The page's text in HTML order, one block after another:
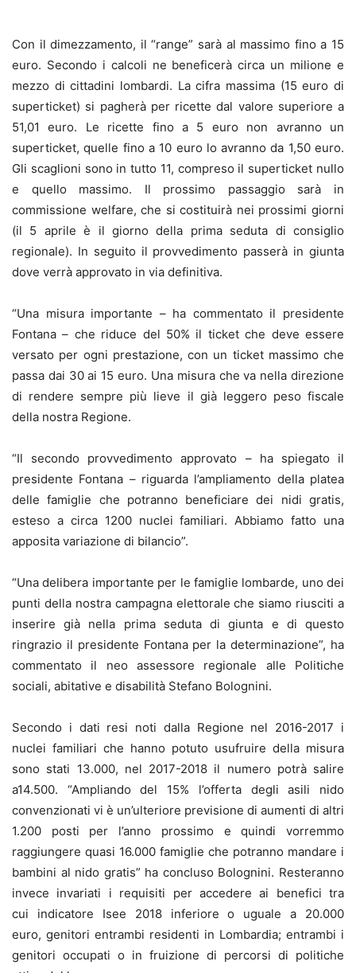
Con il dimezzamento, il “range” sarà al massimo fino a 15
euro. Secondo i calcoli ne beneficerà circa un milione e
mezzo di cittadini lombardi. La cifra massima (15 euro di
superticket) si pagherà per ricette dal valore superiore a
51,01 euro. Le ricette fino a 5 euro non avranno un
superticket, quelle fino a 10 euro lo avranno da 1,50 euro.
Gli scaglioni sono in tutto 11, compreso il superticket nullo
e quello massimo. Il prossimo passaggio sarà in
commissione welfare, che si costituirà nei prossimi giorni
(il 5 aprile è il giorno della prima seduta di consiglio
regionale). In seguito il provvedimento passerà in giunta
dove verrà approvato in via definitiva.
“Una misura importante – ha commentato il presidente
Fontana – che riduce del 50% il ticket che deve essere
versato per ogni prestazione, con un ticket massimo che
passa dai 30 ai 15 euro. Una misura che va nella direzione
di rendere sempre più lieve il già leggero peso fiscale
della nostra Regione.
“Il secondo provvedimento approvato – ha spiegato il
presidente Fontana – riguarda l’ampliamento della platea
delle famiglie che potranno beneficiare dei nidi gratis,
esteso a circa 1200 nuclei familiari. Abbiamo fatto una
apposita variazione di bilancio”.
“Una delibera importante per le famiglie lombarde, uno dei
punti della nostra campagna elettorale che siamo riusciti a
inserire già nella prima seduta di giunta e di questo
ringrazio il presidente Fontana per la determinazione”, ha
commentato il neo assessore regionale alle Politiche
sociali, abitative e disabilità Stefano Bolognini.
Secondo i dati resi noti dalla Regione nel 2016-2017 i
nuclei familiari che hanno potuto usufruire della misura
sono stati 13.000, nel 2017-2018 il numero potrà salire
a14.500. “Ampliando del 15% l’offerta degli asili nido
convenzionati vi è un’ulteriore previsione di aumenti di altri
1.200 posti per l’anno prossimo e quindi vorremmo
raggiungere quasi 16.000 famiglie che potranno mandare i
bambini al nido gratis” ha concluso Bolognini. Resteranno
invece invariati i requisiti per accedere ai benefici tra
cui indicatore Isee 2018 inferiore o uguale a 20.000
euro, genitori entrambi residenti in Lombardia; entrambi i
genitori occupati o in fruizione di percorsi di politiche